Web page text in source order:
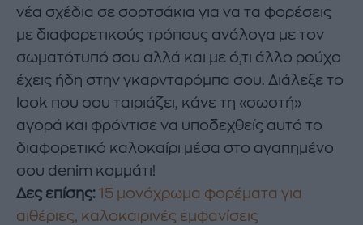
νέα σχέδια σε σορτσάκια για να τα φορέσεις
με διαφορετικούς τρόπους ανάλογα με τον
σωματότυπό σου αλλά και με ό,τι άλλο ρούχο
έχεις ήδη στην γκαρνταρόμπα σου. Διάλεξε το
look που σου ταιριάζει, κάνε τη «σωστή»
αγορά και φρόντισε να υποδεχθείς αυτό το
διαφορετικό καλοκαίρι μέσα στο αγαπημένο
σου denim κομμάτι!
Δες επίσης: 15 μονόχρωμα φορέματα για
αιθέριες, καλοκαιρινές εμφανίσεις